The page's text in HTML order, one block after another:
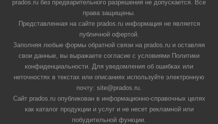
prados.ru без предварительного разрешения не допускается. Все
права защищены.
Представленная на сайте prados.ru информация не является
публичной офертой.
Заполняя любые формы обратной связи на prados.ru и оставляя
свои данные, вы выражаете согласие с условиями Политики
конфиденциальности. Для уведомления об ошибках или
неточностях в текстах или описаниях используйте электронную
почту: site@prados.ru.
Сайт prados.ru опубликован в информационно-справочных целях
как каталог продукции и услуг и не несет рекламной или
побудительной функции.